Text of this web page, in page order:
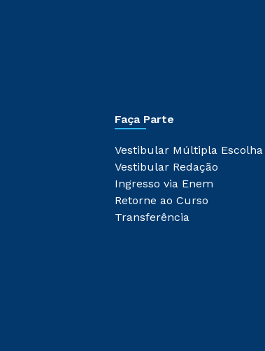
Faça Parte
Vestibular Múltipla Escolha
Vestibular Redação
Ingresso via Enem
Retorne ao Curso
Transferência